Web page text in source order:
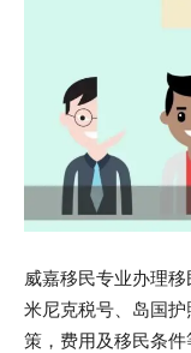
威嘉移民专业办理
米尼克税号、岛国
策，费用及移民条件